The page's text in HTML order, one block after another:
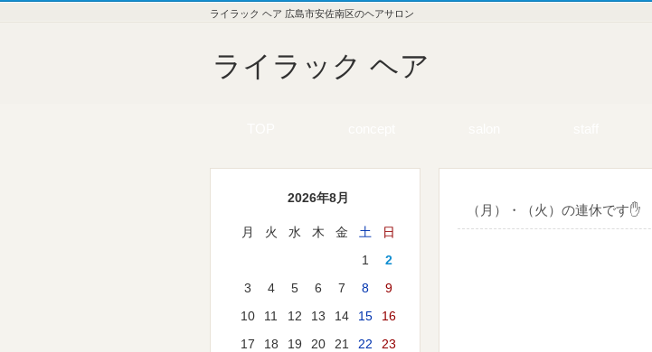
ライラック ヘア 広島市安佐南区のヘアサロン
ライラック ヘア
（月）・（火）の連休です✋
2026年8月
月 火 水 木 金 土
日
1
2
3
4 5 6 7 8
9
10
11 12 13 14 15
16
17
18 19 20 21 22
23